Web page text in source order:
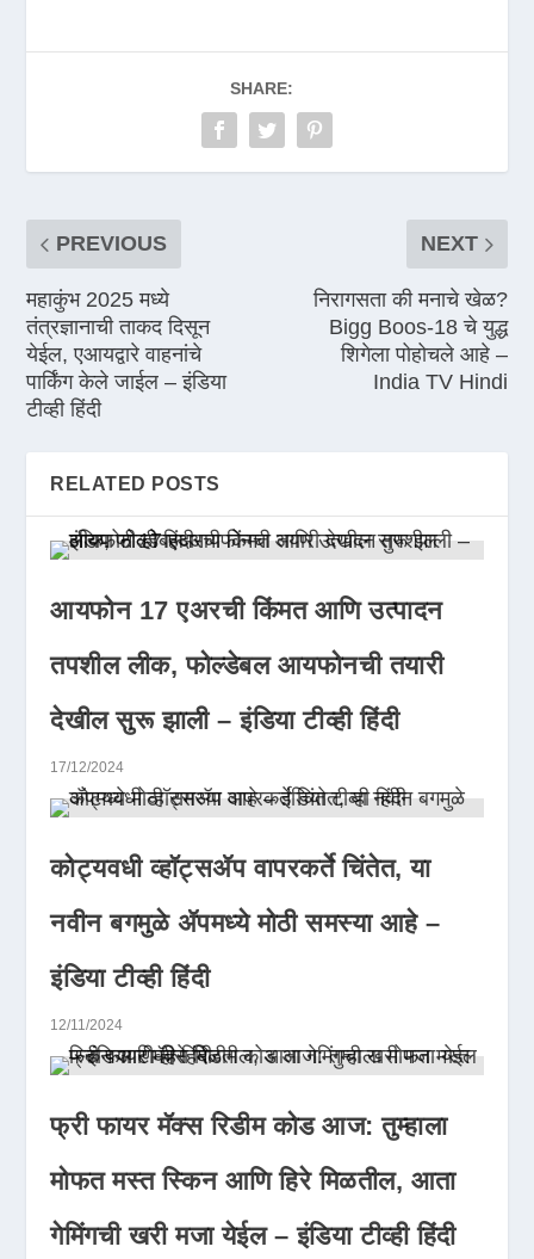
SHARE:
PREVIOUS
महाकुंभ 2025 मध्ये
तंत्रज्ञानाची ताकद दिसून
येईल, एआयद्वारे वाहनांचे
पार्किंग केले जाईल – इंडिया
टीव्ही हिंदी
NEXT
निरागसता की मनाचे खेळ?
Bigg Boos-18 चे युद्ध
शिगेला पोहोचले आहे –
India TV Hindi
RELATED POSTS
आयफोन 17 एअरची किंमत आणि उत्पादन
तपशील लीक, फोल्डेबल आयफोनची तयारी
देखील सुरू झाली – इंडिया टीव्ही हिंदी
17/12/2024
कोट्यवधी व्हॉट्सॲप वापरकर्ते चिंतेत, या
नवीन बगमुळे ॲपमध्ये मोठी समस्या आहे –
इंडिया टीव्ही हिंदी
12/11/2024
फ्री फायर मॅक्स रिडीम कोड आज: तुम्हाला
मोफत मस्त स्किन आणि हिरे मिळतील, आता
गेमिंगची खरी मजा येईल – इंडिया टीव्ही हिंदी